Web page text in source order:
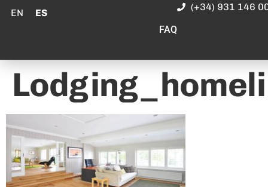
EN
ES
FAQ
(+34) 931 146